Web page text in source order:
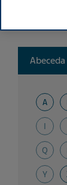
Abeceda
A
I
Q
Y